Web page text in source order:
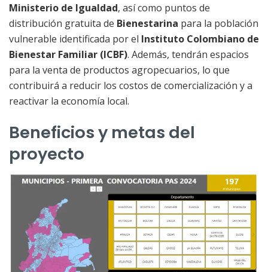
Ministerio de Igualdad, así como puntos de
distribución gratuita de Bienestarina para la población
vulnerable identificada por el Instituto Colombiano de
Bienestar Familiar (ICBF). Además, tendrán espacios
para la venta de productos agropecuarios, lo que
contribuirá a reducir los costos de comercialización y a
reactivar la economía local.
Beneficios y metas del
proyecto